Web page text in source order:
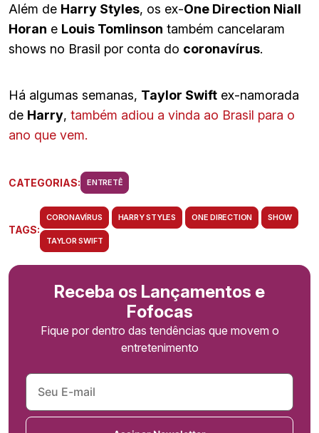
Além de Harry Styles, os ex-One Direction Niall
Horan e Louis Tomlinson também cancelaram
shows no Brasil por conta do coronavírus.
Há algumas semanas, Taylor Swift ex-namorada
de Harry, também adiou a vinda ao Brasil para o
ano que vem.
CATEGORIAS: ENTRETÊ
TAGS:
CORONAVÍRUS HARRY STYLES ONE DIRECTION SHOW
TAYLOR SWIFT
Receba os Lançamentos e
Fofocas
Fique por dentro das tendências que movem o
entretenimento